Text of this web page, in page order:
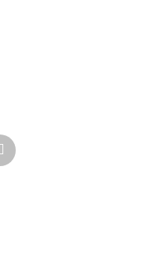
Další
produkt